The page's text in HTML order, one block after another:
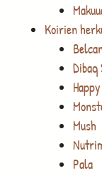
Koirien
Dibaq
Mush
Pala